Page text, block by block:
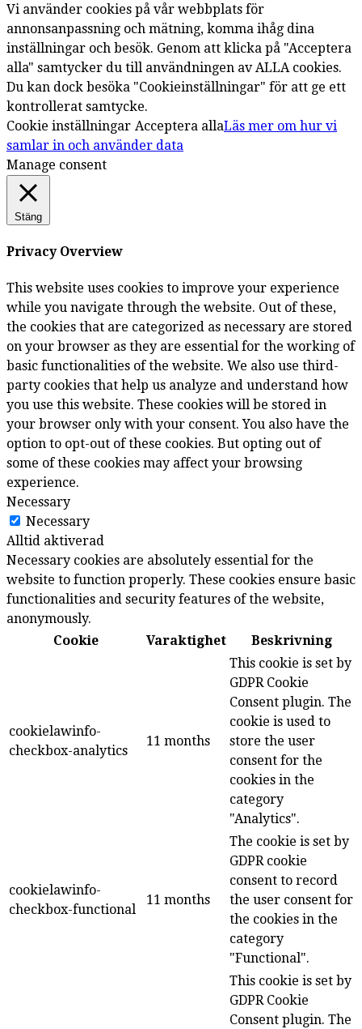
Vi använder cookies på vår webbplats för
annonsanpassning och mätning, komma ihåg dina
inställningar och besök. Genom att klicka på "Acceptera
alla" samtycker du till användningen av ALLA cookies.
Du kan dock besöka "Cookieinställningar" för att ge ett
kontrollerat samtycke.
Cookie inställningar Acceptera allaLäs mer om hur vi
samlar in och använder data
Manage consent
Stäng
Privacy Overview
This website uses cookies to improve your experience
while you navigate through the website. Out of these,
the cookies that are categorized as necessary are stored
on your browser as they are essential for the working of
basic functionalities of the website. We also use third-
party cookies that help us analyze and understand how
you use this website. These cookies will be stored in
your browser only with your consent. You also have the
option to opt-out of these cookies. But opting out of
some of these cookies may affect your browsing
experience.
Necessary
Necessary
Alltid aktiverad
Necessary cookies are absolutely essential for the
website to function properly. These cookies ensure basic
functionalities and security features of the website,
anonymously.
Cookie
Varaktighet Beskrivning
cookielawinfo-
checkbox-analytics
11 months
This cookie is set by
GDPR Cookie
Consent plugin. The
cookie is used to
store the user
consent for the
cookies in the
category
"Analytics".
cookielawinfo-
checkbox-functional
11 months
The cookie is set by
GDPR cookie
consent to record
the user consent for
the cookies in the
category
"Functional".
This cookie is set by
GDPR Cookie
Consent plugin. The